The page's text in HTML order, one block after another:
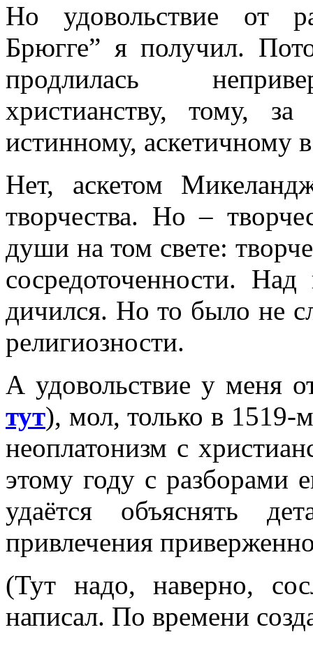
Но удовольствие от
Брюгге” я получил.
продлилась
христианству, тому, за
истинному, аскетичному
Нет, аскетом
творчества. Но –
души на том свете:
сосредоточенности.
дичился. Но то было не
религиозности.
А удовольствие у меня
тут), мол, только в 1519-
неоплатонизм с
этому году с разборами
удаётся объяснять
привлечения
(Тут надо, наверно,
написал. По времени